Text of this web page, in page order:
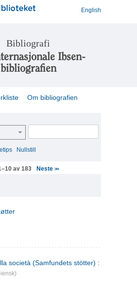
English
Bibliografi
Ibsen-
bibliografien
Om bibliografien
Nullstill
av 183 Neste >>
società (Samfundets stötter) : commedia